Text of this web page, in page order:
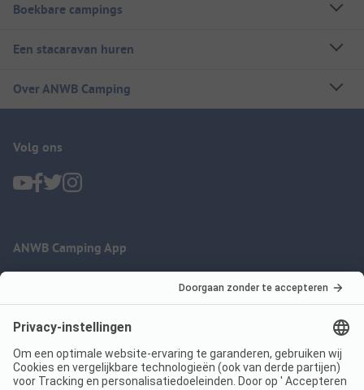
Boekbare campings
Een stacaravan huren
Over ANWB Camping
Volg ons
ANWB Camping App
Imprint Voorwaarden